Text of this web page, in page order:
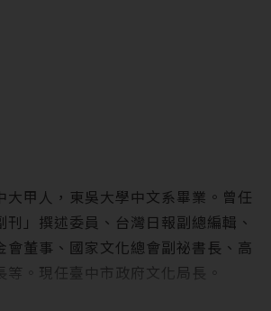
大甲人，東吳大學中文系畢業。曾任
刊」撰述委員、台灣日報副總編輯、
會董事、國家文化總會副祕書長、高
。現任臺中市政府文化局長。